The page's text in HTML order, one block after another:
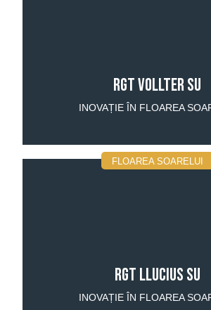
RGT VOLLTER SU
INOVAȚIE ÎN FLOAREA
FLOAREA SOARELUI
RGT LLUCIUS SU
INOVAȚIE ÎN FLOAREA